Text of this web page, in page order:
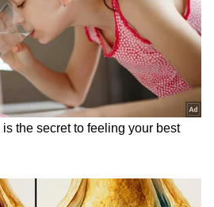
ಜನಿಸಿದ ಲತಾ ಮಂಗೇಶ್ಕರ್
ತ್ಯಜಿಸಿದರು. ಸಾವಿರಕ್ಕೂ
ಹಾಡುಗಳನ್ನು ರೆಕಾರ್ಡ್
ಭಾರತೀಯ ಭಾಷೆಗಳಲ್ಲಿ
ಅತ್ಯಂತ ಗೌರವಾನ್ವಿತ ಹಿನ್ನೆಲೆ
asianet suvarna news ಅನ್ನು
ಮಾಡಿಕೊಳ್ಳಿ